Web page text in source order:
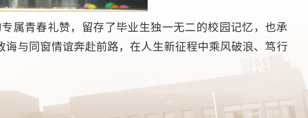
属青春礼赞，留存了毕业生独一无二的校园记忆，也承
与同窗情谊奔赴前路，在人生新征程中乘风破浪、笃行